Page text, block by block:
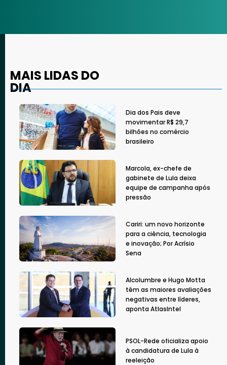
MAIS LIDAS DO
DIA
Dia dos Pais deve
movimentar R$ 29,7
bilhões no comércio
brasileiro
Marcola, ex-chefe de
gabinete de Lula deixa
equipe de campanha após
pressão
Cariri: um novo horizonte
para a ciência, tecnologia
e inovação; Por Acrísio
Sena
Alcolumbre e Hugo Motta
têm as maiores avaliações
negativas entre líderes,
aponta AtlasIntel
PSOL-Rede oficializa apoio
à candidatura de Lula à
reeleição